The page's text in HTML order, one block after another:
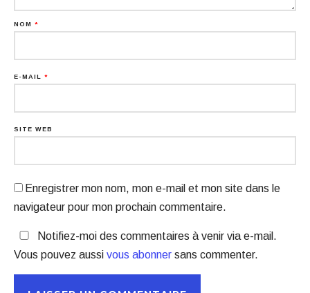
NOM *
E-MAIL *
SITE WEB
Enregistrer mon nom, mon e-mail et mon site dans le
navigateur pour mon prochain commentaire.
Notifiez-moi des commentaires à venir via e-mail.
Vous pouvez aussi vous abonner sans commenter.